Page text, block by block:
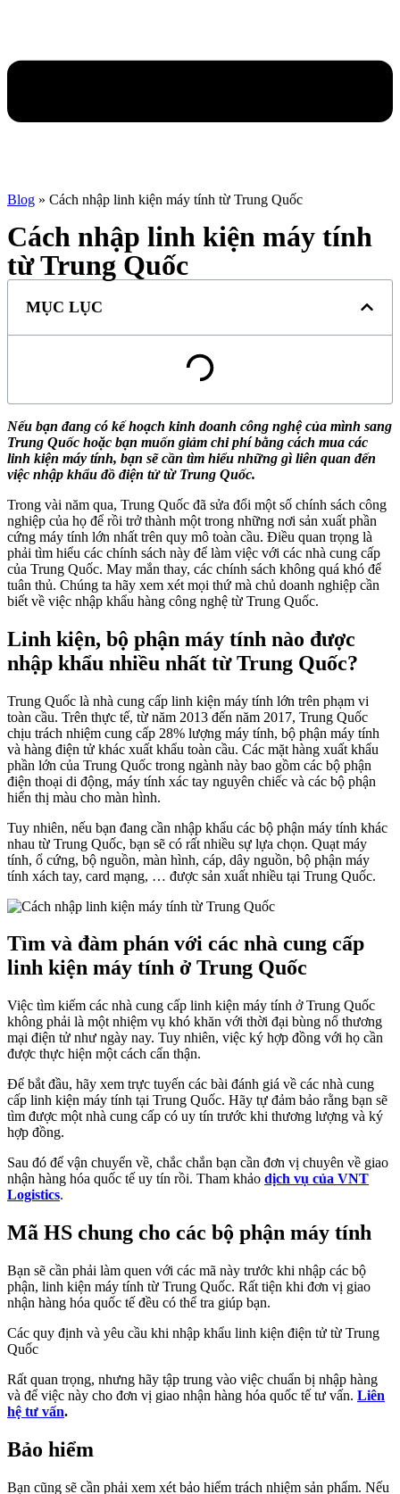
Blog » Cách nhập linh kiện máy tính từ Trung Quốc
Cách nhập linh kiện máy tính
từ Trung Quốc
MỤC LỤC
Nếu bạn đang có kế hoạch kinh doanh công nghệ của mình sang
Trung Quốc hoặc bạn muốn giảm chi phí bằng cách mua các
linh kiện máy tính, bạn sẽ cần tìm hiểu những gì liên quan đến
việc nhập khẩu đồ điện tử từ Trung Quốc.
Trong vài năm qua, Trung Quốc đã sửa đổi một số chính sách công
nghiệp của họ để rồi trở thành một trong những nơi sản xuất phần
cứng máy tính lớn nhất trên quy mô toàn cầu. Điều quan trọng là
phải tìm hiểu các chính sách này để làm việc với các nhà cung cấp
của Trung Quốc. May mắn thay, các chính sách không quá khó để
tuân thủ. Chúng ta hãy xem xét mọi thứ mà chủ doanh nghiệp cần
biết về việc nhập khẩu hàng công nghệ từ Trung Quốc.
Linh kiện, bộ phận máy tính nào được
nhập khẩu nhiều nhất từ Trung Quốc?
Trung Quốc là nhà cung cấp linh kiện máy tính lớn trên phạm vi
toàn cầu. Trên thực tế, từ năm 2013 đến năm 2017, Trung Quốc
chịu trách nhiệm cung cấp 28% lượng máy tính, bộ phận máy tính
và hàng điện tử khác xuất khẩu toàn cầu. Các mặt hàng xuất khẩu
phần lớn của Trung Quốc trong ngành này bao gồm các bộ phận
điện thoại di động, máy tính xác tay nguyên chiếc và các bộ phận
hiển thị màu cho màn hình.
Tuy nhiên, nếu bạn đang cần nhập khẩu các bộ phận máy tính khác
nhau từ Trung Quốc, bạn sẽ có rất nhiều sự lựa chọn. Quạt máy
tính, ổ cứng, bộ nguồn, màn hình, cáp, dây nguồn, bộ phận máy
tính xách tay, card mạng, … được sản xuất nhiều tại Trung Quốc.
Tìm và đàm phán với các nhà cung cấp
linh kiện máy tính ở Trung Quốc
Việc tìm kiếm các nhà cung cấp linh kiện máy tính ở Trung Quốc
không phải là một nhiệm vụ khó khăn với thời đại bùng nổ thương
mại điện tử như ngày nay. Tuy nhiên, việc ký hợp đồng với họ cần
được thực hiện một cách cẩn thận.
Để bắt đầu, hãy xem trực tuyến các bài đánh giá về các nhà cung
cấp linh kiện máy tính tại Trung Quốc. Hãy tự đảm bảo rằng bạn sẽ
tìm được một nhà cung cấp có uy tín trước khi thương lượng và ký
hợp đồng.
Sau đó để vận chuyển về, chắc chắn bạn cần đơn vị chuyên về giao
nhận hàng hóa quốc tế uy tín rồi. Tham khảo dịch vụ của VNT
Logistics.
Mã HS chung cho các bộ phận máy tính
Bạn sẽ cần phải làm quen với các mã này trước khi nhập các bộ
phận, linh kiện máy tính từ Trung Quốc. Rất tiện khi đơn vị giao
nhận hàng hóa quốc tế đều có thể tra giúp bạn.
Các quy định và yêu cầu khi nhập khẩu linh kiện điện tử từ Trung
Quốc
Rất quan trọng, nhưng hãy tập trung vào việc chuẩn bị nhập hàng
và để việc này cho đơn vị giao nhận hàng hóa quốc tế tư vấn. Liên
hệ tư vấn.
Bảo hiểm
Bạn cũng sẽ cần phải xem xét bảo hiểm trách nhiệm sản phẩm. Nếu